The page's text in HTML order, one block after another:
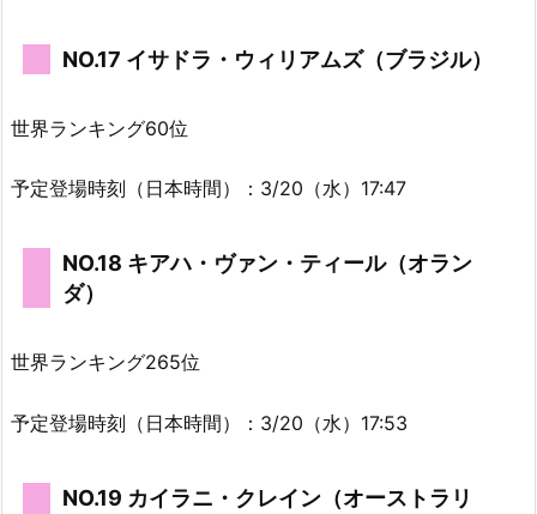
NO.17 イサドラ・ウィリアムズ（ブラジル）
世界ランキング60位
予定登場時刻（日本時間）：3/20（水）17:47
NO.18 キアハ・ヴァン・ティール（オラン
ダ）
世界ランキング265位
予定登場時刻（日本時間）：3/20（水）17:53
NO.19 カイラニ・クレイン（オーストラリ